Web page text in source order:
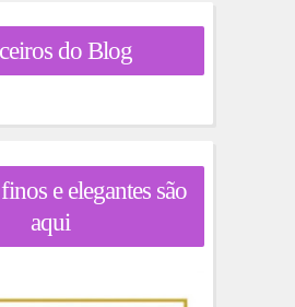
do Blog
e elegantes são
aqui